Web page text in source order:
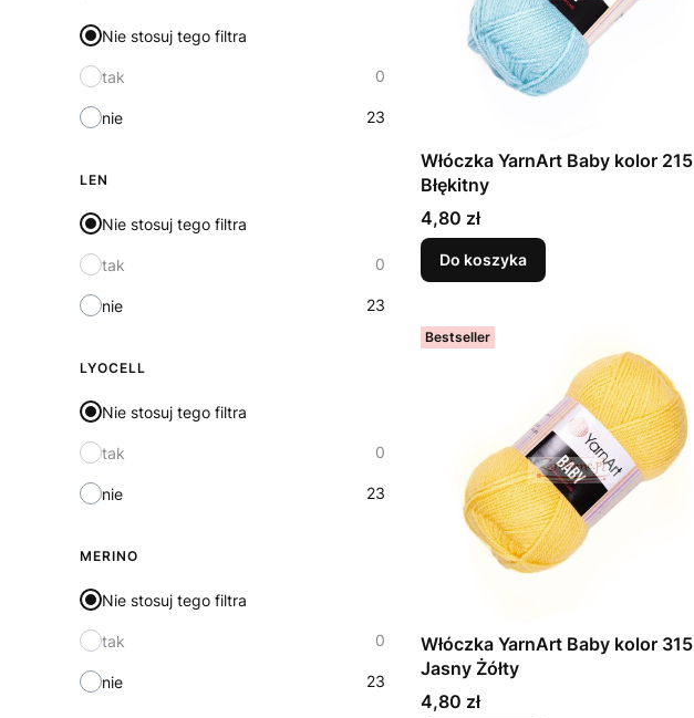
Nie stosuj tego filtra
tak 0
nie 23
LEN
Nie stosuj tego filtra
tak 0
nie 23
LYOCELL
Nie stosuj tego filtra
tak 0
nie 23
MERINO
Nie stosuj tego filtra
tak 0
nie 23
Włóczka YarnArt Baby kolor 215
Błękitny
Cena
4,80 zł
Do koszyka
Bestseller
Włóczka YarnArt Baby kolor 315
Jasny Żółty
Cena
4,80 zł